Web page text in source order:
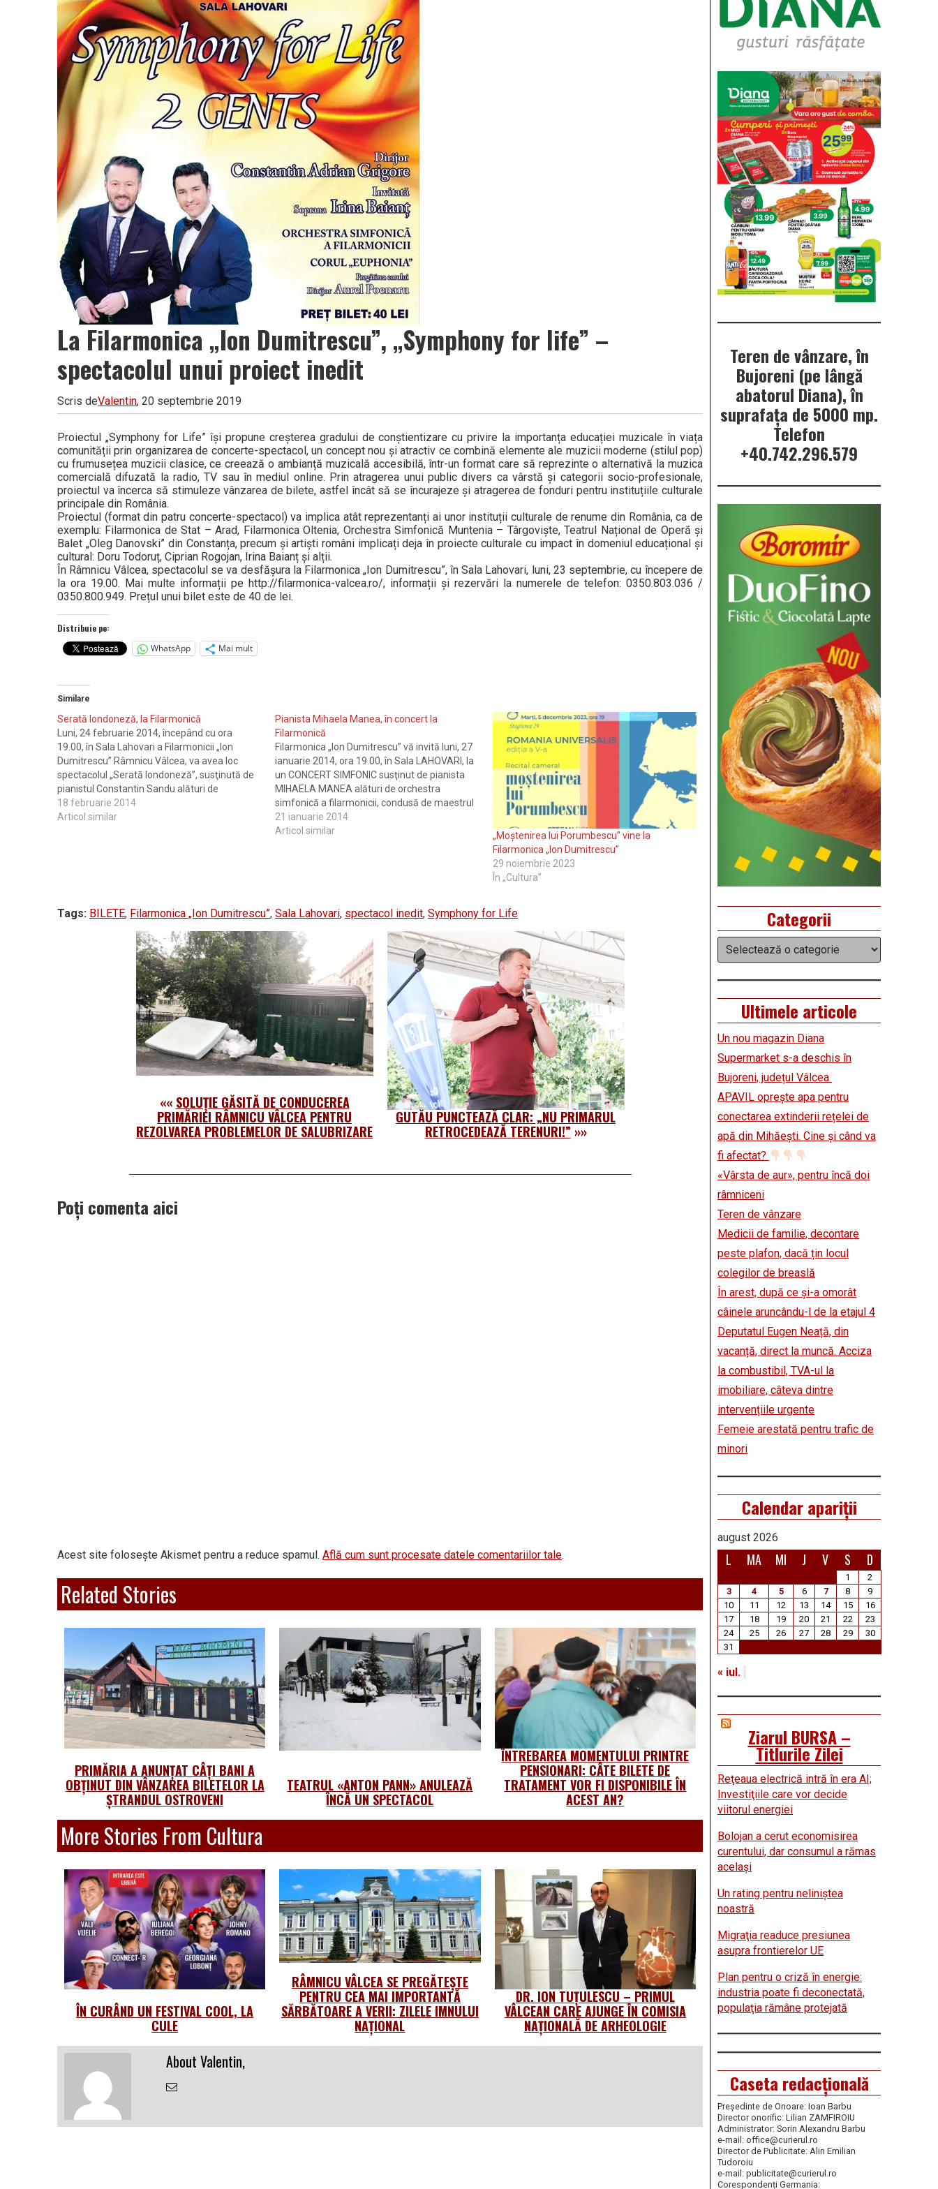
Vâlcea
La Filarmonica „Ion Dumitrescu”, „Symphony for life” –
spectacolul unui proiect inedit
Scris deValentin, 20 septembrie 2019
Proiectul „Symphony for Life” își propune creșterea gradului de conștientizare cu privire la importanța educației muzicale în viața
comunității prin organizarea de concerte-spectacol, un concept nou și atractiv ce combină elemente ale muzicii moderne (stilul pop)
cu frumusețea muzicii clasice, ce creează o ambianță muzicală accesibilă, într-un format care să reprezinte o alternativă la muzica
comercială difuzată la radio, TV sau în mediul online. Prin atragerea unui public divers ca vârstă și categorii socio-profesionale,
proiectul va încerca să stimuleze vânzarea de bilete, astfel încât să se încurajeze și atragerea de fonduri pentru instituțiile culturale
principale din România.
Proiectul (format din patru concerte-spectacol) va implica atât reprezentanți ai unor instituții culturale de renume din România, ca de
exemplu: Filarmonica de Stat – Arad, Filarmonica Oltenia, Orchestra Simfonică Muntenia – Târgoviște, Teatrul Național de Operă și
Balet „Oleg Danovski” din Constanța, precum și artiști români implicați deja în proiecte culturale cu impact în domeniul educațional și
cultural: Doru Todoruț, Ciprian Rogojan, Irina Baianț și alții.
În Râmnicu Vâlcea, spectacolul se va desfășura la Filarmonica „Ion Dumitrescu”, în Sala Lahovari, luni, 23 septembrie, cu începere de
la ora 19.00. Mai multe informații pe http://filarmonica-valcea.ro/, informații și rezervări la numerele de telefon: 0350.803.036 /
0350.800.949. Prețul unui bilet este de 40 de lei.
Distribuie pe:
WhatsApp
Mai mult
Similare
Serată londoneză, la Filarmonică
Luni, 24 februarie 2014, începând cu ora
19.00, în Sala Lahovari a Filarmonicii „Ion
Dumitrescu” Râmnicu Vâlcea, va avea loc
spectacolul „Serată londoneză”, susţinută de
pianistul Constantin Sandu alături de
Ochestra simfonică a Filarmonicii condusă de
maestrul Florin Totan. La „SERATA
18 februarie 2014
Articol similar
Pianista Mihaela Manea, în concert la
Filarmonică
Filarmonica „Ion Dumitrescu” vă invită luni, 27
ianuarie 2014, ora 19.00, în Sala LAHOVARI, la
un CONCERT SIMFONIC susţinut de pianista
MIHAELA MANEA alături de orchestra
simfonică a filarmonicii, condusă de maestrul
FLORIN TOTAN. În prima parte a programului
veţi putea audia „Concertul în Sol major
21 ianuarie 2014
Articol similar
„Moștenirea lui Porumbescu” vine la
Filarmonica „Ion Dumitrescu”
29 noiembrie 2023
În „Cultura”
Tags: BILETE, Filarmonica „Ion Dumitrescu”, Sala Lahovari, spectacol inedit, Symphony for Life
«« SOLUȚIE GĂSITĂ DE CONDUCEREA
PRIMĂRIEI RÂMNICU VÂLCEA PENTRU
REZOLVAREA PROBLEMELOR DE SALUBRIZARE
GUTĂU PUNCTEAZĂ CLAR: „NU PRIMARUL
RETROCEDEAZĂ TERENURI!” »»
Poți comenta aici
Acest site folosește Akismet pentru a reduce spamul. Află cum sunt procesate datele comentariilor tale.
Related Stories
PRIMĂRIA A ANUNȚAT CÂȚI BANI A
OBȚINUT DIN VÂNZAREA BILETELOR LA
ȘTRANDUL OSTROVENI
TEATRUL «ANTON PANN» ANULEAZĂ
ÎNCĂ UN SPECTACOL
ÎNTREBAREA MOMENTULUI PRINTRE
PENSIONARI: CÂTE BILETE DE
TRATAMENT VOR FI DISPONIBILE ÎN
ACEST AN?
More Stories From Cultura
ÎN CURÂND UN FESTIVAL COOL, LA
CULE
RÂMNICU VÂLCEA SE PREGĂTEȘTE
PENTRU CEA MAI IMPORTANTĂ
SĂRBĂTOARE A VERII: ZILELE IMNULUI
NAȚIONAL
DR. ION TUȚULESCU – PRIMUL
VÂLCEAN CARE AJUNGE ÎN COMISIA
NAȚIONALĂ DE ARHEOLOGIE
About Valentin,
Email
Teren de vânzare, în
Bujoreni (pe lângă
abatorul Diana), în
suprafața de 5000 mp.
Telefon
+40.742.296.579
Categorii
Categorii
Ultimele articole
Un nou magazin Diana
Supermarket s-a deschis în
Bujoreni, județul Vâlcea
APAVIL oprește apa pentru
conectarea extinderii rețelei de
apă din Mihăești. Cine și când va
fi afectat?
«Vârsta de aur», pentru încă doi
râmniceni
Teren de vânzare
Medicii de familie, decontare
peste plafon, dacă țin locul
colegilor de breaslă
În arest, după ce și-a omorât
câinele aruncându-l de la etajul 4
Deputatul Eugen Neață, din
vacanță, direct la muncă. Acciza
la combustibil, TVA-ul la
imobiliare, câteva dintre
intervențiile urgente
Femeie arestată pentru trafic de
minori
Calendar apariții
august 2026
L MA MI J V S D
1
2
3
4 5 6 7 8
9
10
11 12 13 14 15
16
17
18 19 20 21 22
23
24
25 26 27 28 29
30
31
« iul.
Ziarul BURSA –
Titlurile Zilei
Reţeaua electrică intră în era AI;
Investiţiile care vor decide
viitorul energiei
Bolojan a cerut economisirea
curentului, dar consumul a rămas
acelaşi
Un rating pentru neliniştea
noastră
Migraţia readuce presiunea
asupra frontierelor UE
Plan pentru o criză în energie:
industria poate fi deconectată,
populaţia rămâne protejată
Caseta redacțională
Președinte de Onoare: Ioan Barbu
Director onorific: Lilian ZAMFIROIU
Administrator: Sorin Alexandru Barbu
e-mail: office@curierul.ro
Director de Publicitate: Alin Emilian
Tudoroiu
e-mail: publicitate@curierul.ro
Corespondenți Germania: